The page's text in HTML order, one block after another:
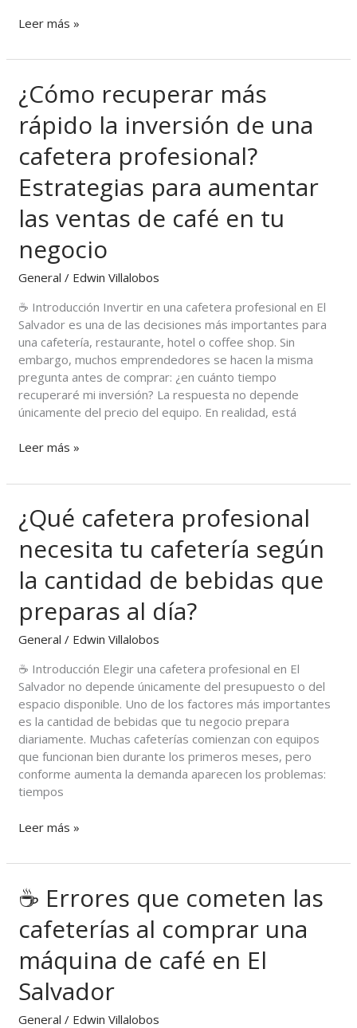
Leer más »
¿Cómo recuperar más
rápido la inversión de una
cafetera profesional?
Estrategias para aumentar
las ventas de café en tu
negocio
General / Edwin Villalobos
☕ Introducción Invertir en una cafetera profesional en El
Salvador es una de las decisiones más importantes para
una cafetería, restaurante, hotel o coffee shop. Sin
embargo, muchos emprendedores se hacen la misma
pregunta antes de comprar: ¿en cuánto tiempo
recuperaré mi inversión? La respuesta no depende
únicamente del precio del equipo. En realidad, está
¿Cómo
recuperar
más
rápido
la
de
una
cafetera
profesional?
Estrategias
para
las
ventas
de
café
en
tu
negocio
Leer más »
¿Qué cafetera profesional
necesita tu cafetería según
la cantidad de bebidas que
preparas al día?
General / Edwin Villalobos
☕ Introducción Elegir una cafetera profesional en El
Salvador no depende únicamente del presupuesto o del
espacio disponible. Uno de los factores más importantes
es la cantidad de bebidas que tu negocio prepara
diariamente. Muchas cafeterías comienzan con equipos
que funcionan bien durante los primeros meses, pero
conforme aumenta la demanda aparecen los problemas:
tiempos
¿Qué
cafetera
profesional
necesita
tu
según
la
de
bebidas
que
preparas
al
día?
Leer más »
☕ Errores que cometen las
cafeterías al comprar una
máquina de café en El
Salvador
General / Edwin Villalobos
☕
Errores
que
cometen
las
cafeterías
al
comprar